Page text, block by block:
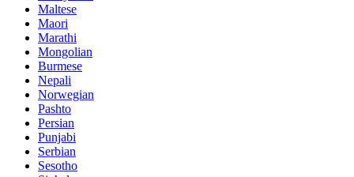
Maltese
Maori
Marathi
Mongolian
Burmese
Nepali
Norwegian
Pashto
Persian
Punjabi
Serbian
Sesotho